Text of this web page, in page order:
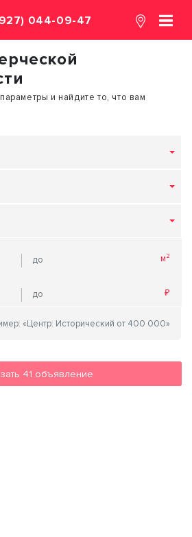
044-09-47
и найдите то, что вам
41 объявление